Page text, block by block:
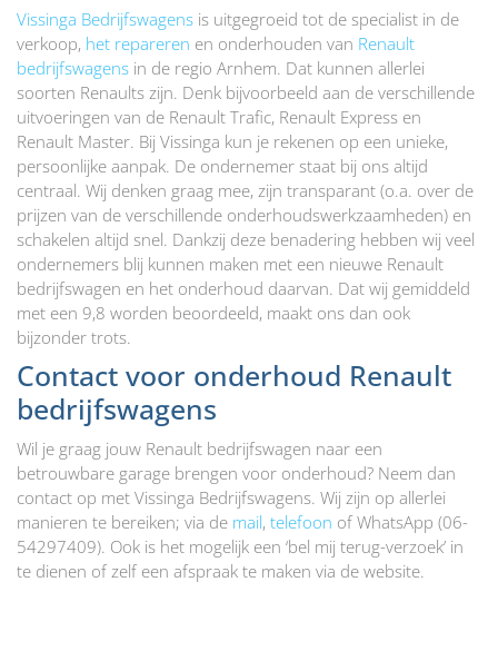
Vissinga Bedrijfswagens is uitgegroeid tot de specialist in de
verkoop, het repareren en onderhouden van Renault
bedrijfswagens in de regio Arnhem. Dat kunnen allerlei
soorten Renaults zijn. Denk bijvoorbeeld aan de verschillende
uitvoeringen van de Renault Trafic, Renault Express en
Renault Master. Bij Vissinga kun je rekenen op een unieke,
persoonlijke aanpak. De ondernemer staat bij ons altijd
centraal. Wij denken graag mee, zijn transparant (o.a. over de
prijzen van de verschillende onderhoudswerkzaamheden) en
schakelen altijd snel. Dankzij deze benadering hebben wij veel
ondernemers blij kunnen maken met een nieuwe Renault
bedrijfswagen en het onderhoud daarvan. Dat wij gemiddeld
met een 9,8 worden beoordeeld, maakt ons dan ook
bijzonder trots.
Contact voor onderhoud Renault
bedrijfswagens
Wil je graag jouw Renault bedrijfswagen naar een
betrouwbare garage brengen voor onderhoud? Neem dan
contact op met Vissinga Bedrijfswagens. Wij zijn op allerlei
manieren te bereiken; via de mail, telefoon of WhatsApp (06-
54297409). Ook is het mogelijk een ‘bel mij terug-verzoek’ in
te dienen of zelf een afspraak te maken via de website.